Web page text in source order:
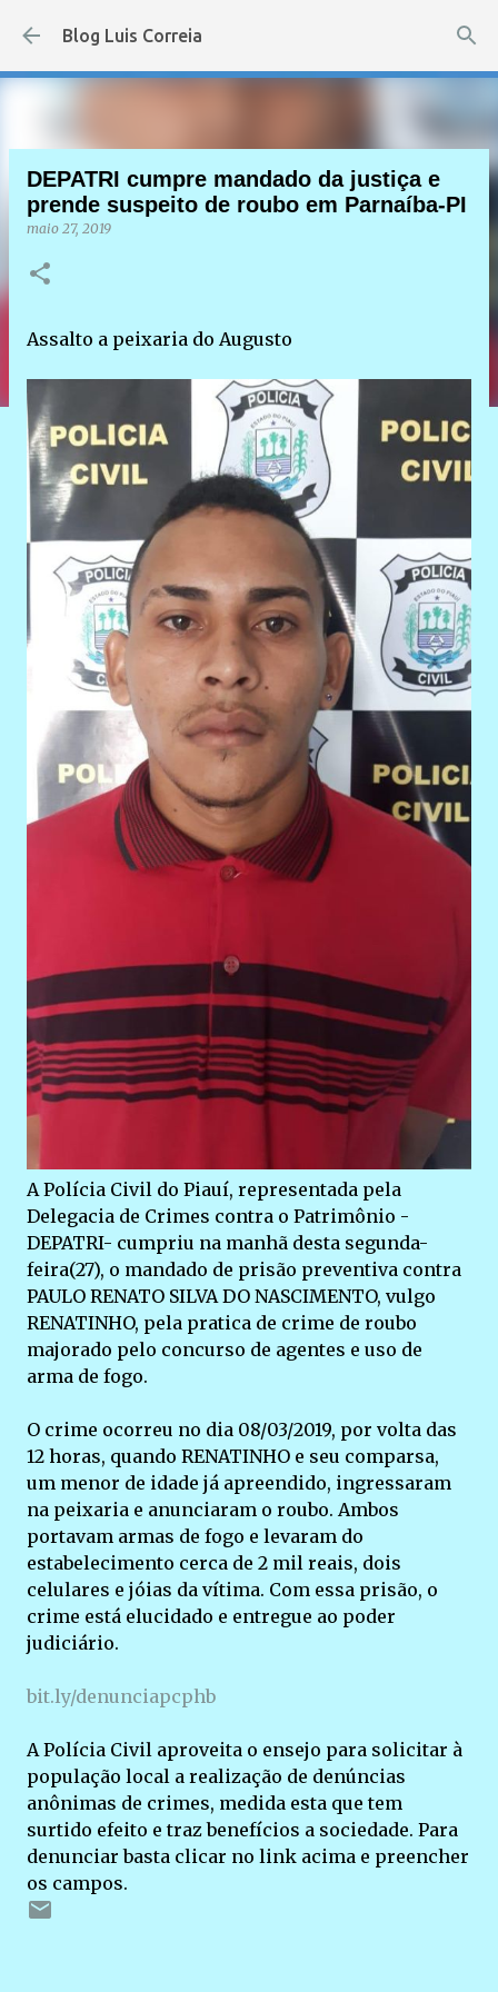
Pular para o conteúdo principal
Blog Luis Correia
DEPATRI cumpre mandado da justiça e
prende suspeito de roubo em Parnaíba-PI
maio 27, 2019
Assalto a peixaria do Augusto
A Polícia Civil do Piauí, representada pela
Delegacia de Crimes contra o Patrimônio -
DEPATRI- cumpriu na manhã desta segunda-
feira(27), o mandado de prisão preventiva contra
PAULO RENATO SILVA DO NASCIMENTO, vulgo
RENATINHO, pela pratica de crime de roubo
majorado pelo concurso de agentes e uso de
arma de fogo.
O crime ocorreu no dia 08/03/2019, por volta das
12 horas, quando RENATINHO e seu comparsa,
um menor de idade já apreendido, ingressaram
na peixaria e anunciaram o roubo. Ambos
portavam armas de fogo e levaram do
estabelecimento cerca de 2 mil reais, dois
celulares e jóias da vítima. Com essa prisão, o
crime está elucidado e entregue ao poder
judiciário.
bit.ly/denunciapcphb
A Polícia Civil aproveita o ensejo para solicitar à
população local a realização de denúncias
anônimas de crimes, medida esta que tem
surtido efeito e traz benefícios a sociedade. Para
denunciar basta clicar no link acima e preencher
os campos.